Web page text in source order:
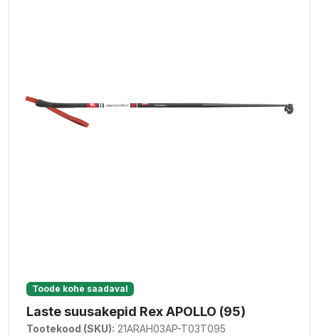
Toode kohe saadaval
Laste suusakepid Rex APOLLO (95)
Tootekood (SKU): 21ARAH03AP-T03T095